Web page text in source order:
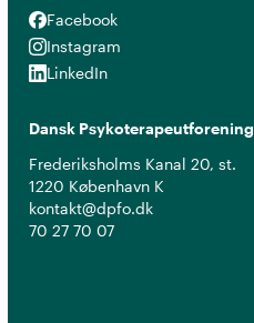
Facebook
Facebook
Instagram
Instagram
LinkedIn
LinkedIn
Dansk Psykoterapeutforening
Frederiksholms Kanal 20, st.
1220 København K
kontakt@dpfo.dk
70 27 70 07